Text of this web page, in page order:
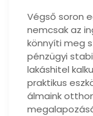
Végső soron
nemcsak az
könnyíti meg
pénzügyi
lakáshitel
praktikus
álmaink